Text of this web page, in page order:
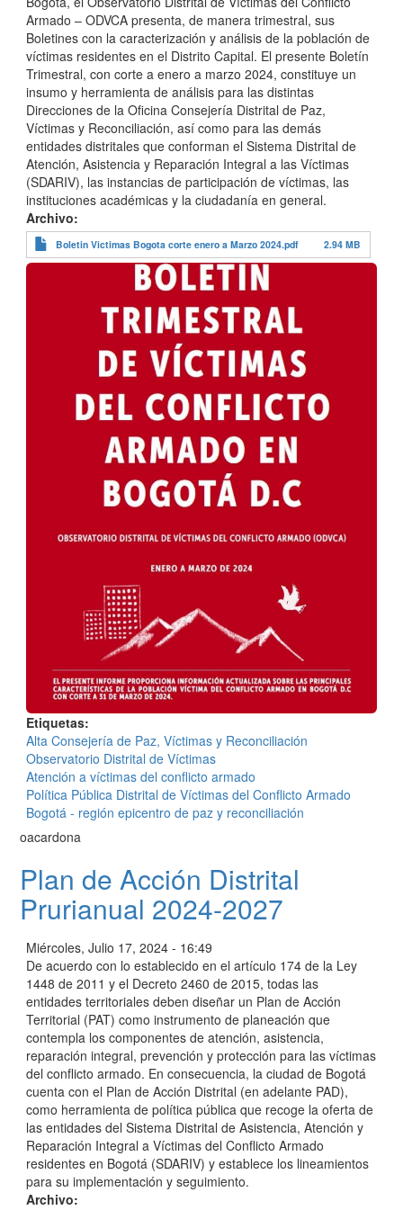
Armado – ODVCA presenta, de manera trimestral, sus
Boletines con la caracterización y análisis de la población de
víctimas residentes en el Distrito Capital. El presente Boletín
Trimestral, con corte a enero a marzo 2024, constituye un
insumo y herramienta de análisis para las distintas
Direcciones de la Oficina Consejería Distrital de Paz,
Víctimas y Reconciliación, así como para las demás
entidades distritales que conforman el Sistema Distrital de
Atención, Asistencia y Reparación Integral a las Víctimas
(SDARIV), las instancias de participación de víctimas, las
instituciones académicas y la ciudadanía en general.
Archivo
Boletin Victimas Bogota corte enero a Marzo 2024.pdf 2.94 MB
Etiquetas
Alta Consejería de Paz, Víctimas y Reconciliación
Observatorio Distrital de Víctimas
Atención a víctimas del conflicto armado
Política Pública Distrital de Víctimas del Conflicto Armado
Bogotá - región epicentro de paz y reconciliación
oacardona
Plan de Acción Distrital
Prurianual 2024-2027
Miércoles, Julio 17, 2024 - 16:49
De acuerdo con lo establecido en el artículo 174 de la Ley
1448 de 2011 y el Decreto 2460 de 2015, todas las
entidades territoriales deben diseñar un Plan de Acción
Territorial (PAT) como instrumento de planeación que
contempla los componentes de atención, asistencia,
reparación integral, prevención y protección para las víctimas
del conflicto armado. En consecuencia, la ciudad de Bogotá
cuenta con el Plan de Acción Distrital (en adelante PAD),
como herramienta de política pública que recoge la oferta de
las entidades del Sistema Distrital de Asistencia, Atención y
Reparación Integral a Víctimas del Conflicto Armado
residentes en Bogotá (SDARIV) y establece los lineamientos
para su implementación y seguimiento.
Archivo